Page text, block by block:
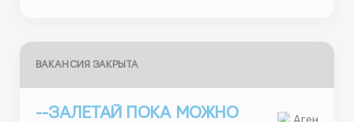
ВАКАНСИЯ ЗАКРЫТА
--ЗАЛЕТАЙ ПОКА МОЖНО